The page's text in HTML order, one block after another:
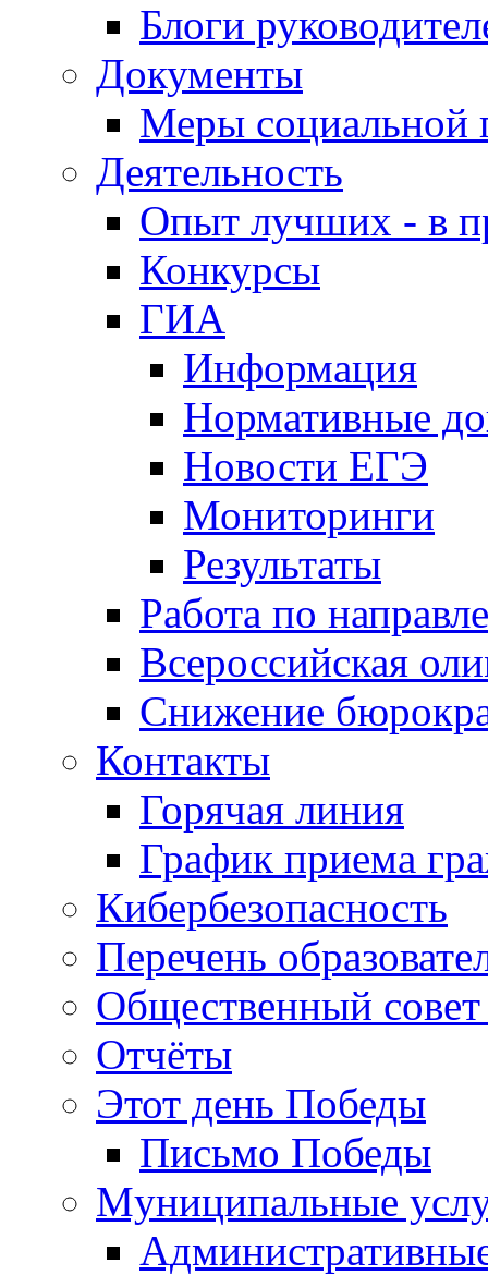
Блоги
Документы
Меры социальной
Деятельность
Опыт лучших - в
Конкурсы
ГИА
Информация
Нормативные
Новости ЕГЭ
Мониторинги
Результаты
Работа по
Всероссийская
Снижение
Контакты
Горячая линия
График приема
Кибербезопасность
Перечень
Общественный
Отчёты
Этот день Победы
Письмо Победы
Mуниципальные